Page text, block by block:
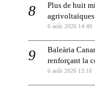
Plus de huit
agrivoltaïques
6 août 2026 14:49
Baleària
renforçant la
6 août 2026 13:16